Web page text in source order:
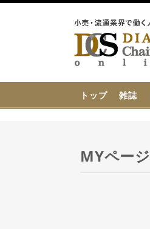
トップ 雑誌
MYペー